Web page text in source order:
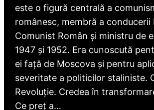
este o figură centrală a
românesc, membră a conducerii
Comunist Român și ministru de
1947 și 1952. Era cunoscută
ei față de Moscova și pentru
severitate a politicilor staliniste.
Revoluție. Credea în
Ce preț a…